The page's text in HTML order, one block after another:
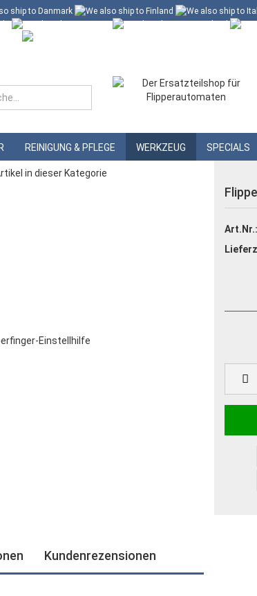
REINIGUNG & PFLEGE WERKZEUG SPECIALS
in dieser Kategorie
Art.Nr.:
Kundenrezensionen